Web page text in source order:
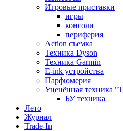
Игровые приставки
игры
консоли
периферия
Action съемка
Техника Dyson
Техника Garmin
E-ink устройства
Парфюмерия
Уценённая техника
БУ техника
Лето
Журнал
Trade-In